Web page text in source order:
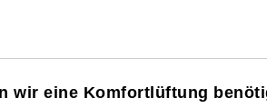
wir eine Komfortlüftung